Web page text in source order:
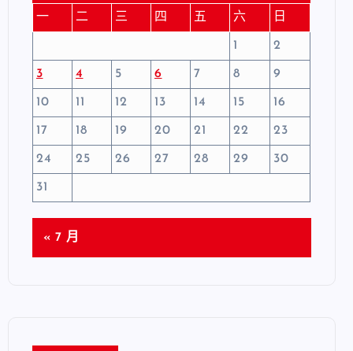
一
二 三 四 五 六 日
1 2
3 4 5 6 7 8 9
10 11 12 13 14 15 16
17 18 19 20 21 22 23
24 25 26 27 28 29 30
31
« 7 月